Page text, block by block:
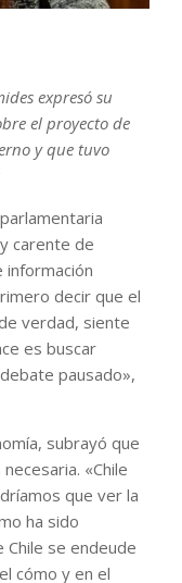
expresó su
el proyecto de
y que tuvo
carente de
información
decir que el
verdad, siente
es buscar
pausado»,
subrayó que
«Chile
que ver la
ha sido
Chile se endeude
cómo y en el